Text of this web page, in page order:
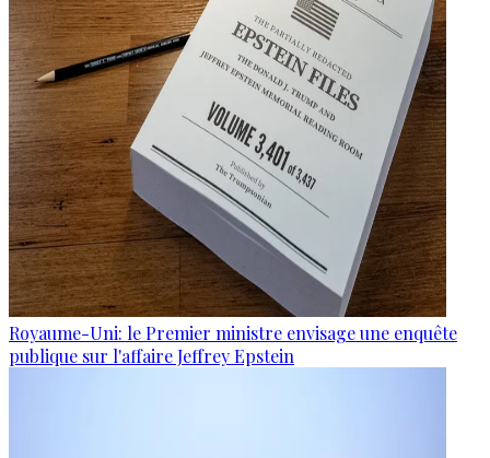
Royaume-Uni: le Premier ministre envisage une enquête
publique sur l'affaire Jeffrey Epstein